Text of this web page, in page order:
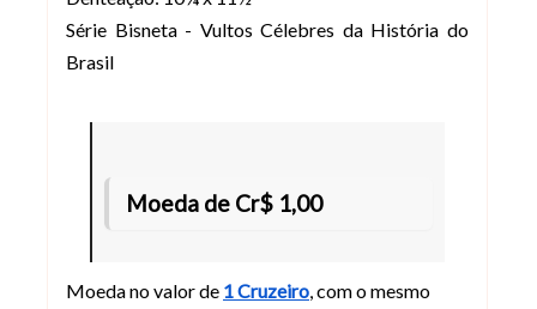
Série Bisneta - Vultos Célebres da História do
Brasil
Moeda de Cr$ 1,00
Moeda no valor de 1 Cruzeiro , com o mesmo